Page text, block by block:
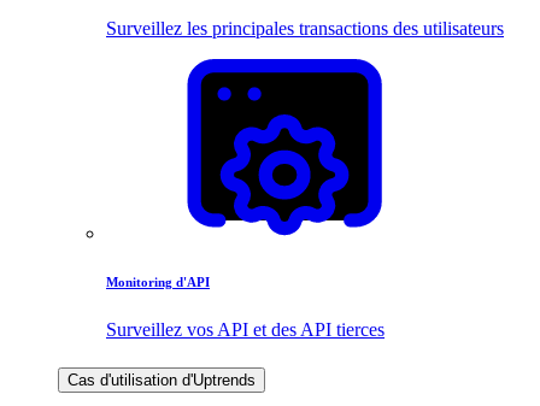
Surveillez les principales transactions des utilisateurs
Monitoring d'API
Surveillez vos API et des API tierces
Cas d'utilisation d'Uptrends